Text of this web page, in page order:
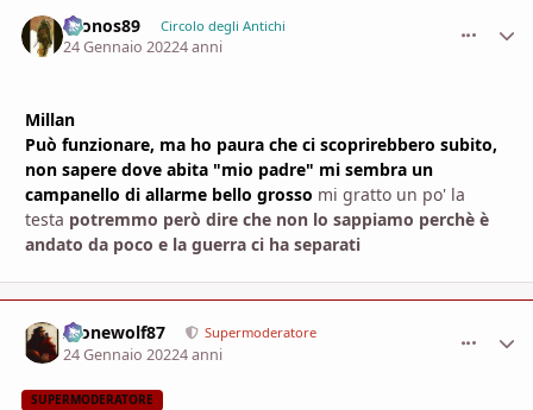
Cronos89 Circolo degli Antichi
24 Gennaio 20224 anni
Millan
Può funzionare, ma ho paura che ci scoprirebbero subito,
non sapere dove abita "mio padre" mi sembra un
campanello di allarme bello grosso mi gratto un po' la
testa potremmo però dire che non lo sappiamo perchè è
andato da poco e la guerra ci ha separati
Alonewolf87 Supermoderatore
24 Gennaio 20224 anni
SUPERMODERATORE